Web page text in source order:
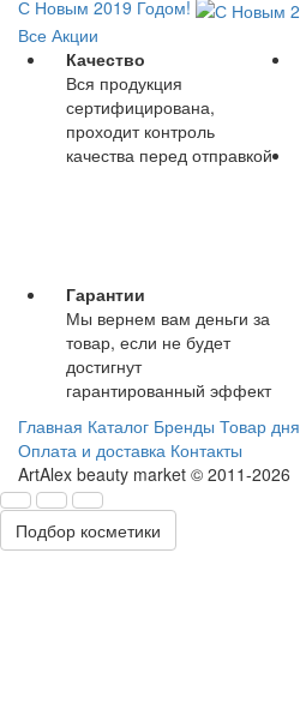
С Новым 2019 Годом!
Все Акции
Качество
Вся продукция
сертифицирована,
проходит контроль
качества перед отправкой
Гарантии
Мы вернем вам деньги за
товар, если не будет
достигнут
гарантированный эффект
Главная Каталог Бренды Товар дня
Оплата и доставка Контакты
ArtAlex beauty market © 2011-2026
Подбор косметики